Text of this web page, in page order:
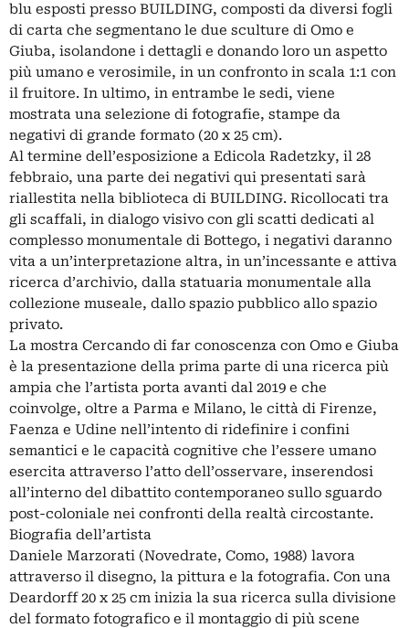
blu esposti presso BUILDING, composti da diversi fogli
di carta che segmentano le due sculture di Omo e
Giuba, isolandone i dettagli e donando loro un aspetto
più umano e verosimile, in un confronto in scala 1:1 con
il fruitore. In ultimo, in entrambe le sedi, viene
mostrata una selezione di fotografie, stampe da
negativi di grande formato (20 x 25 cm).
Al termine dell’esposizione a Edicola Radetzky, il 28
febbraio, una parte dei negativi qui presentati sarà
riallestita nella biblioteca di BUILDING. Ricollocati tra
gli scaffali, in dialogo visivo con gli scatti dedicati al
complesso monumentale di Bottego, i negativi daranno
vita a un’interpretazione altra, in un’incessante e attiva
ricerca d’archivio, dalla statuaria monumentale alla
collezione museale, dallo spazio pubblico allo spazio
privato.
La mostra Cercando di far conoscenza con Omo e Giuba
è la presentazione della prima parte di una ricerca più
ampia che l’artista porta avanti dal 2019 e che
coinvolge, oltre a Parma e Milano, le città di Firenze,
Faenza e Udine nell’intento di ridefinire i confini
semantici e le capacità cognitive che l’essere umano
esercita attraverso l’atto dell’osservare, inserendosi
all’interno del dibattito contemporaneo sullo sguardo
post-coloniale nei confronti della realtà circostante.
Biografia dell’artista
Daniele Marzorati (Novedrate, Como, 1988) lavora
attraverso il disegno, la pittura e la fotografia. Con una
Deardorff 20 x 25 cm inizia la sua ricerca sulla divisione
del formato fotografico e il montaggio di più scene